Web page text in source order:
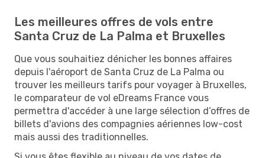
Les meilleures offres de vols entre
Santa Cruz de La Palma et Bruxelles
Que vous souhaitiez dénicher les bonnes affaires
depuis l'aéroport de Santa Cruz de La Palma ou
trouver les meilleurs tarifs pour voyager à Bruxelles,
le comparateur de vol eDreams France vous
permettra d'accéder à une large sélection d’offres de
billets d'avions des compagnies aériennes low-cost
mais aussi des traditionnelles.